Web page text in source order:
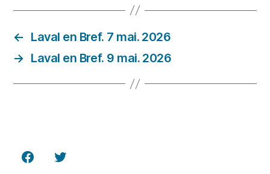
← Laval en Bref. 7 mai. 2026
→ Laval en Bref. 9 mai. 2026
FacebookTwitter